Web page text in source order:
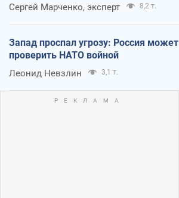
Сергей Марченко, эксперт 8,2 т.
Запад проспал угрозу: Россия может
проверить НАТО войной
Леонид Невзлин 3,1 т.